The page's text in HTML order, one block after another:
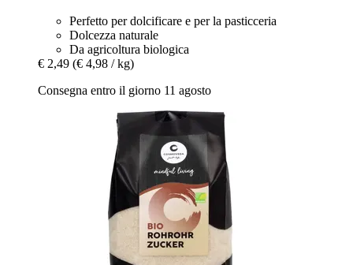
Perfetto per dolcificare e per la pasticceria
Dolcezza naturale
Da agricoltura biologica
€ 2,49 (€ 4,98 / kg)
Consegna entro il giorno 11 agosto